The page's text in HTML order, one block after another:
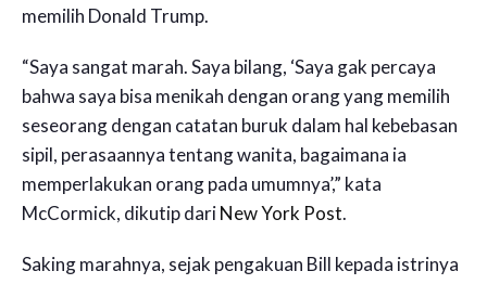
memilih Donald Trump.
“Saya sangat marah. Saya bilang, ‘Saya gak percaya
bahwa saya bisa menikah dengan orang yang memilih
seseorang dengan catatan buruk dalam hal kebebasan
sipil, perasaannya tentang wanita, bagaimana ia
memperlakukan orang pada umumnya’,” kata
McCormick, dikutip dariNew York Post.
Saking marahnya, sejak pengakuan Bill kepada istrinya